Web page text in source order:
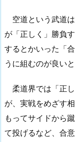
空道という武道
が「正しく」勝負
するとかいった「
うに組むのが良い
柔道界では「正
が、実戦をめざす
もってサイドから
て投げるなど、合